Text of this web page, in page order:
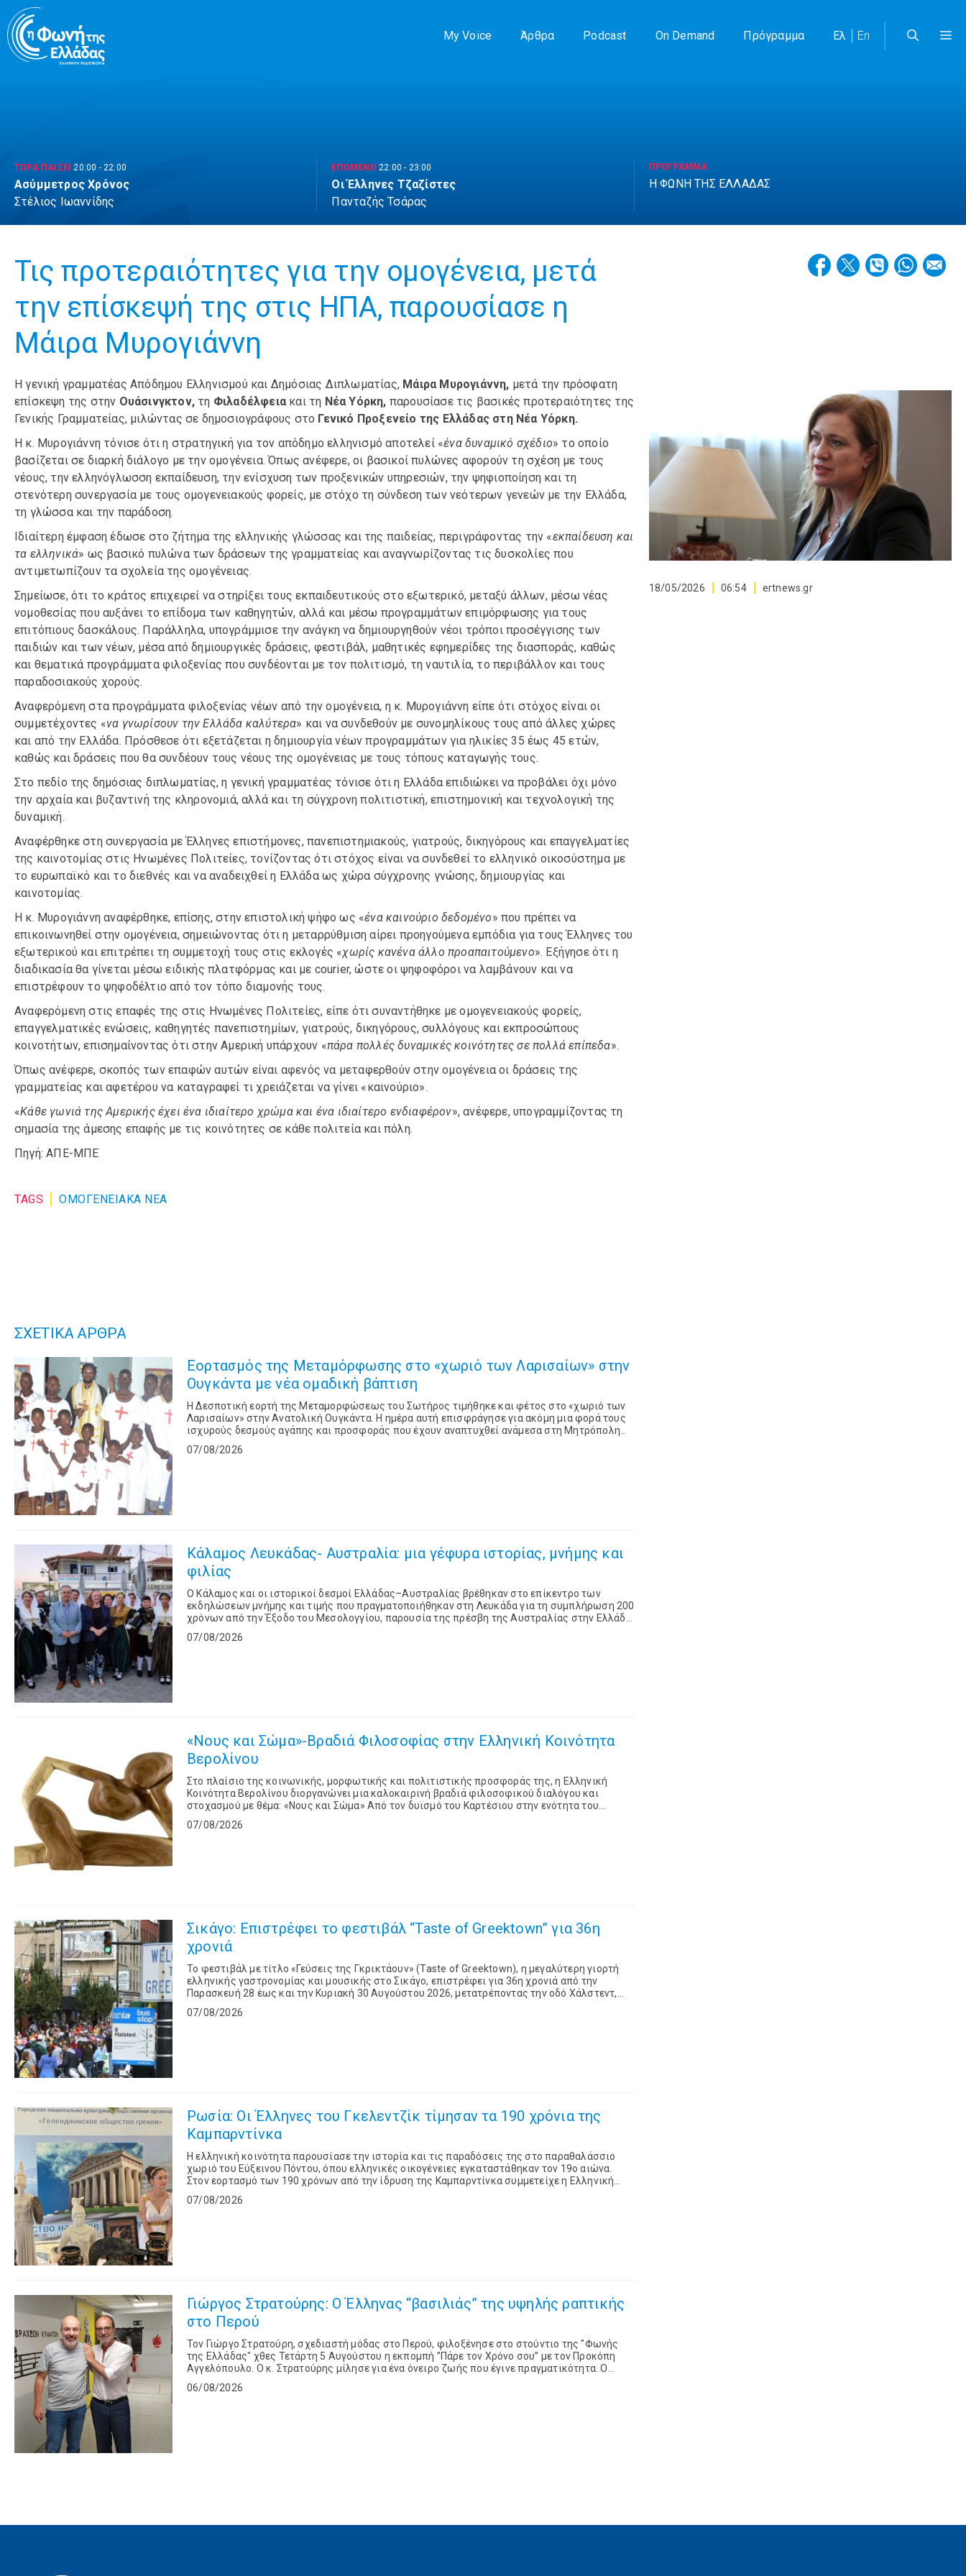
Μετάβαση
σε
περιεχόμενο
My Voice Άρθρα Podcast On Demand Πρόγραμμα Ελ En
ΤΩΡΑ ΠΑΙΖΕΙ20:00 -22:00
Ασύμμετρος Χρόνος
Στέλιος Ιωαννίδης
ΕΠΟΜΕΝΟ 22:00 - 23:00
Οι Έλληνες Τζαζίστες
Πανταζής Τσάρας
ΠΡΟΓΡΑΜΜΑ
Η ΦΩΝΗ ΤΗΣ ΕΛΛΑΔΑΣ
Τις προτεραιότητες για την ομογένεια, μετά
την επίσκεψή της στις ΗΠΑ, παρουσίασε η
Μάιρα Μυρογιάννη
Η γενική γραμματέας Απόδημου Ελληνισμού και Δημόσιας Διπλωματίας, Μάιρα Μυρογιάννη, μετά την πρόσφατη
επίσκεψη της στην Ουάσινγκτον, τη Φιλαδέλφεια και τη Νέα Υόρκη, παρουσίασε τις βασικές προτεραιότητες της
Γενικής Γραμματείας, μιλώντας σε δημοσιογράφους στο Γενικό Προξενείο της Ελλάδας στη Νέα Υόρκη.
Η κ. Μυρογιάννη τόνισε ότι η στρατηγική για τον απόδημο ελληνισμό αποτελεί «ένα δυναμικό σχέδιο» το οποίο
βασίζεται σε διαρκή διάλογο με την ομογένεια. Όπως ανέφερε, οι βασικοί πυλώνες αφορούν τη σχέση με τους
νέους, την ελληνόγλωσση εκπαίδευση, την ενίσχυση των προξενικών υπηρεσιών, την ψηφιοποίηση και τη
στενότερη συνεργασία με τους ομογενειακούς φορείς, με στόχο τη σύνδεση των νεότερων γενεών με την Ελλάδα,
τη γλώσσα και την παράδοση.
Ιδιαίτερη έμφαση έδωσε στο ζήτημα της ελληνικής γλώσσας και της παιδείας, περιγράφοντας την «εκπαίδευση και
τα ελληνικά» ως βασικό πυλώνα των δράσεων της γραμματείας και αναγνωρίζοντας τις δυσκολίες που
αντιμετωπίζουν τα σχολεία της ομογένειας.
Σημείωσε, ότι το κράτος επιχειρεί να στηρίξει τους εκπαιδευτικούς στο εξωτερικό, μεταξύ άλλων, μέσω νέας
νομοθεσίας που αυξάνει το επίδομα των καθηγητών, αλλά και μέσω προγραμμάτων επιμόρφωσης για τους
επιτόπιους δασκάλους. Παράλληλα, υπογράμμισε την ανάγκη να δημιουργηθούν νέοι τρόποι προσέγγισης των
παιδιών και των νέων, μέσα από δημιουργικές δράσεις, φεστιβάλ, μαθητικές εφημερίδες της διασποράς, καθώς
και θεματικά προγράμματα φιλοξενίας που συνδέονται με τον πολιτισμό, τη ναυτιλία, το περιβάλλον και τους
παραδοσιακούς χορούς.
Αναφερόμενη στα προγράμματα φιλοξενίας νέων από την ομογένεια, η κ. Μυρογιάννη είπε ότι στόχος είναι οι
συμμετέχοντες «να γνωρίσουν την Ελλάδα καλύτερα» και να συνδεθούν με συνομηλίκους τους από άλλες χώρες
και από την Ελλάδα. Πρόσθεσε ότι εξετάζεται η δημιουργία νέων προγραμμάτων για ηλικίες 35 έως 45 ετών,
καθώς και δράσεις που θα συνδέουν τους νέους της ομογένειας με τους τόπους καταγωγής τους.
Στο πεδίο της δημόσιας διπλωματίας, η γενική γραμματέας τόνισε ότι η Ελλάδα επιδιώκει να προβάλει όχι μόνο
την αρχαία και βυζαντινή της κληρονομιά, αλλά και τη σύγχρονη πολιτιστική, επιστημονική και τεχνολογική της
δυναμική.
Αναφέρθηκε στη συνεργασία με Έλληνες επιστήμονες, πανεπιστημιακούς, γιατρούς, δικηγόρους και επαγγελματίες
της καινοτομίας στις Ηνωμένες Πολιτείες, τονίζοντας ότι στόχος είναι να συνδεθεί το ελληνικό οικοσύστημα με
το ευρωπαϊκό και το διεθνές και να αναδειχθεί η Ελλάδα ως χώρα σύγχρονης γνώσης, δημιουργίας και
καινοτομίας.
Η κ. Μυρογιάννη αναφέρθηκε, επίσης, στην επιστολική ψήφο ως «ένα καινούριο δεδομένο» που πρέπει να
επικοινωνηθεί στην ομογένεια, σημειώνοντας ότι η μεταρρύθμιση αίρει προηγούμενα εμπόδια για τους Έλληνες του
εξωτερικού και επιτρέπει τη συμμετοχή τους στις εκλογές «χωρίς κανένα άλλο προαπαιτούμενο». Εξήγησε ότι η
διαδικασία θα γίνεται μέσω ειδικής πλατφόρμας και με courier, ώστε οι ψηφοφόροι να λαμβάνουν και να
επιστρέφουν το ψηφοδέλτιο από τον τόπο διαμονής τους.
Αναφερόμενη στις επαφές της στις Ηνωμένες Πολιτείες, είπε ότι συναντήθηκε με ομογενειακούς φορείς,
επαγγελματικές ενώσεις, καθηγητές πανεπιστημίων, γιατρούς, δικηγόρους, συλλόγους και εκπροσώπους
κοινοτήτων, επισημαίνοντας ότι στην Αμερική υπάρχουν «πάρα πολλές δυναμικές κοινότητες σε πολλά επίπεδα».
Όπως ανέφερε, σκοπός των επαφών αυτών είναι αφενός να μεταφερθούν στην ομογένεια οι δράσεις της
γραμματείας και αφετέρου να καταγραφεί τι χρειάζεται να γίνει «καινούριο».
«Κάθε γωνιά της Αμερικής έχει ένα ιδιαίτερο χρώμα και ένα ιδιαίτερο ενδιαφέρον», ανέφερε, υπογραμμίζοντας τη
σημασία της άμεσης επαφής με τις κοινότητες σε κάθε πολιτεία και πόλη.
Πηγή: ΑΠΕ-ΜΠΕ
TAGS ΟΜΟΓΕΝΕΙΑΚΆ ΝΈΑ
18/05/2026 06:54 ertnews.gr
ΣΧΕΤΙΚΑ ΑΡΘΡΑ
Εορτασμός της Μεταμόρφωσης στο «χωριό των Λαρισαίων» στην
Ουγκάντα με νέα ομαδική βάπτιση
Η Δεσποτική εορτή της Μεταμορφώσεως του Σωτήρος τιμήθηκε και φέτος στο «χωριό των
Λαρισαίων» στην Ανατολική Ουγκάντα. Η ημέρα αυτή επισφράγησε για ακόμη μια φορά τους
ισχυρούς δεσμούς αγάπης και προσφοράς που έχουν αναπτυχθεί ανάμεσα στη Μητρόπολη
07/08/2026
Κάλαμος Λευκάδας- Αυστραλία: μια γέφυρα ιστορίας, μνήμης και
φιλίας
Ο Κάλαμος και οι ιστορικοί δεσμοί Ελλάδας–Αυστραλίας βρέθηκαν στο επίκεντρο των
εκδηλώσεων μνήμης και τιμής που πραγματοποιήθηκαν στη Λευκάδα για τη συμπλήρωση 200
χρόνων από την Έξοδο του Μεσολογγίου, παρουσία της πρέσβη της Αυστραλίας στην Ελλάδα,
07/08/2026
«Νους και Σώμα»-Βραδιά Φιλοσοφίας στην Ελληνική Κοινότητα
Βερολίνου
Στο πλαίσιο της κοινωνικής, μορφωτικής και πολιτιστικής προσφοράς της, η Ελληνική
Κοινότητα Βερολίνου διοργανώνει μια καλοκαιρινή βραδιά φιλοσοφικού διαλόγου και
στοχασμού με θέμα: «Νους και Σώμα» Από τον δυϊσμό του Καρτέσιου στην ενότητα του
07/08/2026
Σικάγο: Επιστρέφει το φεστιβάλ “Taste of Greektown” για 36η
χρονιά
Το φεστιβάλ με τίτλο «Γεύσεις της Γκρικτάουν» (Taste of Greektown), η μεγαλύτερη γιορτή
ελληνικής γαστρονομίας και μουσικής στο Σικάγο, επιστρέφει για 36η χρονιά από την
Παρασκευή 28 έως και την Κυριακή 30 Αυγούστου 2026, μετατρέποντας την οδό Χάλστεντ,
07/08/2026
Ρωσία: Οι Έλληνες του Γκελεντζίκ τίμησαν τα 190 χρόνια της
Καμπαρντίνκα
Η ελληνική κοινότητα παρουσίασε την ιστορία και τις παραδόσεις της στο παραθαλάσσιο
χωριό του Εύξεινου Πόντου, όπου ελληνικές οικογένειες εγκαταστάθηκαν τον 19ο αιώνα.
Στον εορτασμό των 190 χρόνων από την ίδρυση της Καμπαρντίνκα συμμετείχε η Ελληνική
07/08/2026
Γιώργος Στρατούρης: Ο Έλληνας “βασιλιάς” της υψηλής ραπτικής
στο Περού
Toν Γιώργο Στρατούρη, σχεδιαστή μόδας στο Περού, φιλοξένησε στο στούντιο της "Φωνής
της Ελλάδας" χθες Τετάρτη 5 Αυγούστου η εκπομπή ”Πάρε τον Χρόνο σου” με τον Προκόπη
Αγγελόπουλο. Ο κ. Στρατούρης μίλησε για ένα όνειρο ζωής που έγινε πραγματικότητα. Ο
06/08/2026